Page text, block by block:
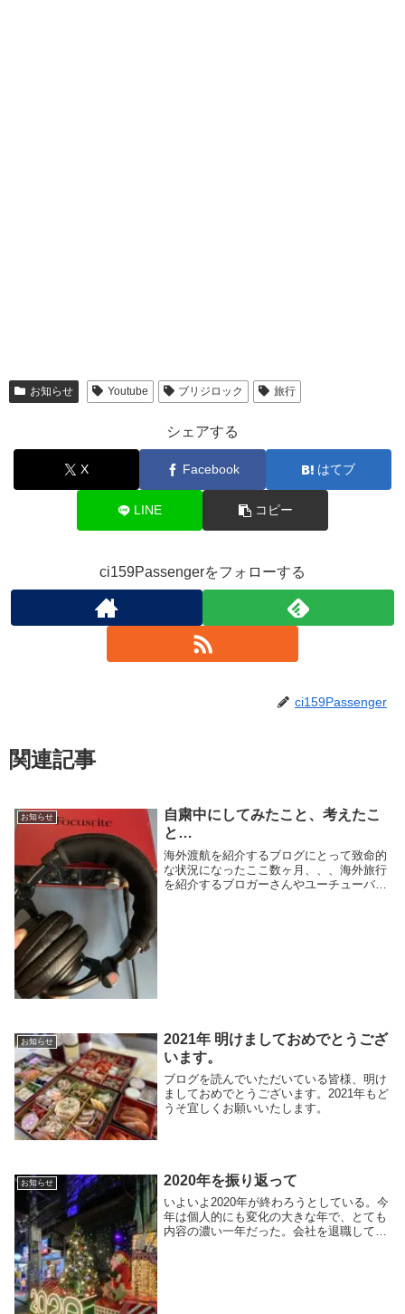
お知らせ Youtube ブリジロック 旅行
シェアする
X Facebook はてブ
LINE コピー
ci159Passengerをフォローする
ci159Passenger
関連記事
お知らせ
自粛中にしてみたこと、考えたこ
と…
海外渡航を紹介するブログにとって致命的
な状況になったここ数ヶ月、、、海外旅行
を紹介するブロガーさんやユーチューバー
お知らせ
2021年 明けましておめでとうござ
います。
ブログを読んでいただいている皆様、明け
ましておめでとうございます。2021年もど
うそ宜しくお願いいたします。
お知らせ 2020年を振り返って
いよいよ2020年が終わろうとしている。今
年は個人的にも変化の大きな年で、とても
内容の濃い一年だった。会社を退職して、